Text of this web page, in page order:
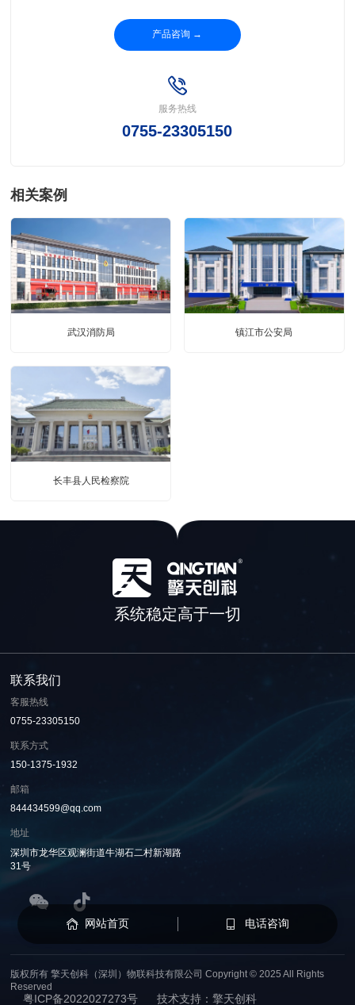
产品咨询 →
服务热线
0755-23305150
相关案例
武汉消防局 镇江市公安局
长丰县人民检察院
系统稳定高于一切
联系我们
客服热线
0755-23305150
联系方式
150-1375-1932
邮箱
844434599@qq.com
地址
深圳市龙华区观澜街道牛湖石二村新湖路
31号
版权所有 擎天创科（深圳）物联科技有限公司 Copyright © 2025 All Rights
Reserved
粤ICP备2022027273号 技术支持：擎天创科
网站首页 电话咨询